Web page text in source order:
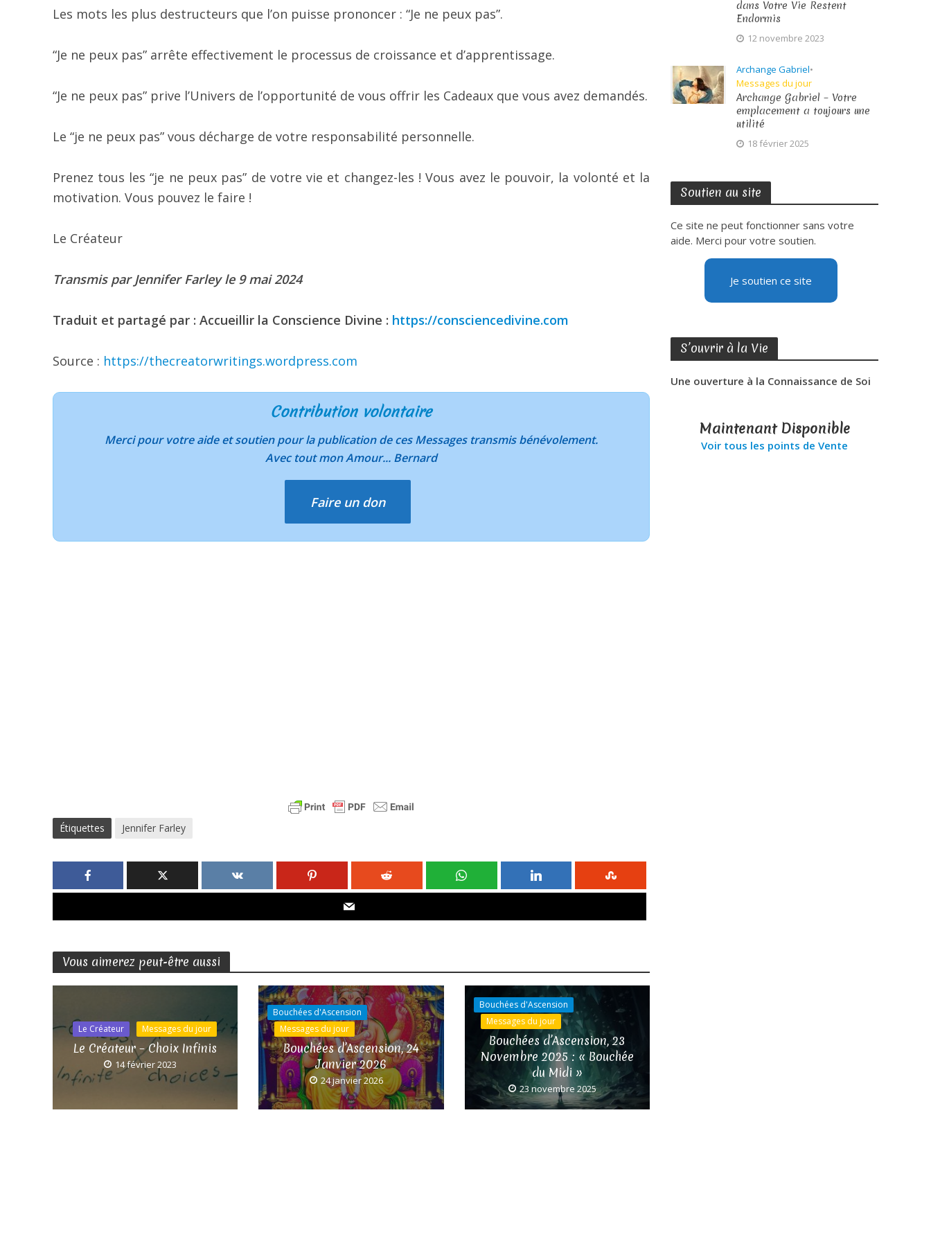
Les mots les plus destructeurs que l’on puisse prononcer : “Je ne peux pas”.
“Je ne peux pas” arrête effectivement le processus de croissance et d’apprentissage.
“Je ne peux pas” prive l’Univers de l’opportunité de vous offrir les Cadeaux que vous avez demandés.
Le “je ne peux pas” vous décharge de votre responsabilité personnelle.
Prenez tous les “je ne peux pas” de votre vie et changez-les ! Vous avez le pouvoir, la volonté et la
motivation. Vous pouvez le faire !
Le Créateur
Transmis par Jennifer Farley le 9 mai 2024
Traduit et partagé par : Accueillir la Conscience Divine : https://consciencedivine.com
Source : https://thecreatorwritings.wordpress.com
Contribution volontaire
Merci pour votre aide et soutien pour la publication de ces Messages transmis bénévolement.
Avec tout mon Amour... Bernard
Faire un don
Étiquettes Jennifer Farley
Vous aimerez peut-être aussi
Le Créateur Messages du jour
Le Créateur – Choix Infinis
14 février 2023
Bouchées d'Ascension
Messages du jour
Bouchées d’Ascension, 24
Janvier 2026
24 janvier 2026
Bouchées d'Ascension
Messages du jour
Bouchées d’Ascension, 23
Novembre 2025 : « Bouchée
du Midi »
23 novembre 2025
dans Votre Vie Restent
Endormis
12 novembre 2023
Archange Gabriel•
Messages du jour
Archange Gabriel – Votre
emplacement a toujours une
utilité
18 février 2025
Soutien au site
Ce site ne peut fonctionner sans votre
aide. Merci pour votre soutien.
Je soutien ce site
S’ouvrir à la Vie
Une ouverture à la Connaissance de Soi
Maintenant Disponible
Voir tous les points de Vente